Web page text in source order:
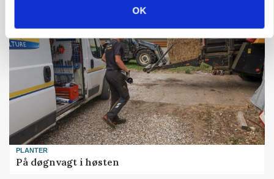
OK
PLANTER
På døgnvagt i høsten